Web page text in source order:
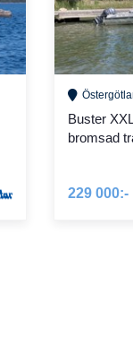
Buster
bromsad
229 000:-